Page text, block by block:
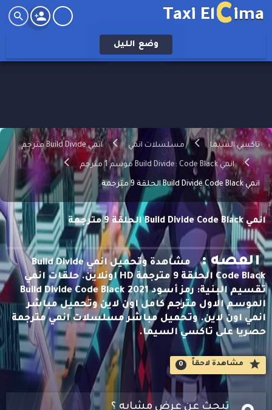
Taxi ElCima
وضع الليل
تاكسي السيما مسلسلات انمي انمي Build Divide مترجم
انمي Build Divide: Code Black موسم 1 مترجم
انمي Build Divide Code Black الحلقة 9 مترجمة
انمي Build Divide Code Black الحلقة 9 مترجمة
القصه :
مشاهدة وتحميل انمي Build Divide
Code Black الحلقة 9 مترجمة HD اونلاين. حلقات انمي
تقسيم البنية: رمز أسود Build Divide Code Black 2021
الموسم الاول مترجم كامل اون لاين وتحميل مباشر
انمي اون لاين. وتحميل مباشر مسلسلات انمي مترجمة
حصريا على تاكسي السيما.
مشاهدة لاحقاََ 0
تبحث عن عرض مشابه ؟